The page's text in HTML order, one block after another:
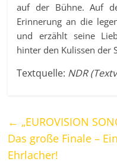
auf der Bühne. Auf
Erinnerung an die
und erzählt seine
hinter den Kulissen der
Textquelle: NDR
← „EUROVISION
Das große Finale –
Ehrlacher!